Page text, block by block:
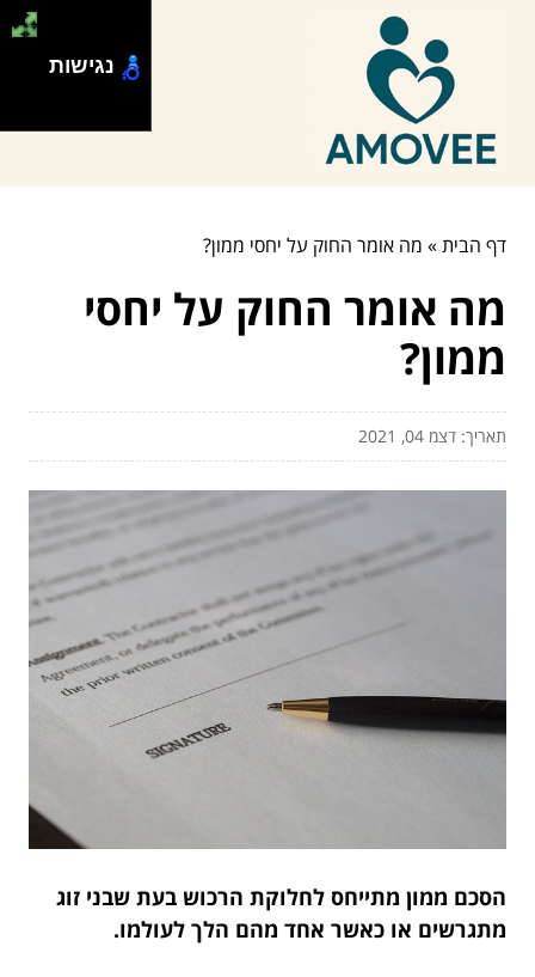
דף הבית» מה אומר החוק על יחסי ממון?
מה אומר החוק על יחסי
ממון?
תאריך: דצמ 04, 2021
הסכם ממון מתייחס לחלוקת הרכוש בעת שבני זוג
מתגרשים או כאשר אחד מהם הלך לעולמו.
נגישות